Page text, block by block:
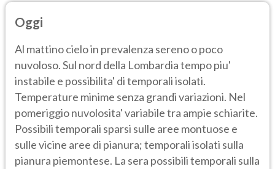
Oggi
Al mattino cielo in prevalenza sereno o poco
nuvoloso. Sul nord della Lombardia tempo piu'
instabile e possibilita' di temporali isolati.
Temperature minime senza grandi variazioni. Nel
pomeriggio nuvolosita' variabile tra ampie schiarite.
Possibili temporali sparsi sulle aree montuose e
sulle vicine aree di pianura; temporali isolati sulla
pianura piemontese. La sera possibili temporali sulla